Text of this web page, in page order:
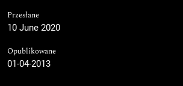
Przesłane
10 June 2020
Opublikowane
01-04-2013